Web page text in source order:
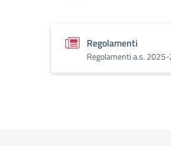
Regolamenti
Regolamenti a.s.